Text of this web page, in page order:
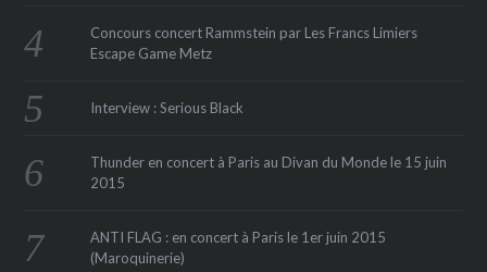
Concours concert Rammstein par Les Francs Limiers
Escape Game Metz
Interview : Serious Black
Thunder en concert à Paris au Divan du Monde le 15 juin
2015
ANTI FLAG : en concert à Paris le 1er juin 2015
(Maroquinerie‏)